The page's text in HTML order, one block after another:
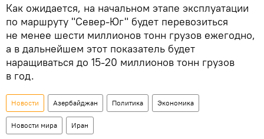
Как ожидается, на начальном этапе эксплуатации
по маршруту "Север-Юг" будет перевозиться
не менее шести миллионов тонн грузов ежегодно,
а в дальнейшем этот показатель будет
наращиваться до 15-20 миллионов тонн грузов
в год.
Новости Азербайджан Политика Экономика
Новости мира Иран